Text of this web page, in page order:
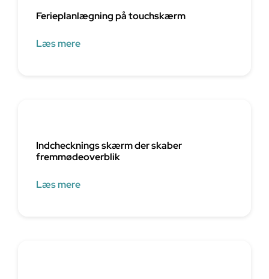
Ferieplanlægning på touchskærm
Læs mere
Indchecknings skærm der skaber
fremmødeoverblik
Læs mere